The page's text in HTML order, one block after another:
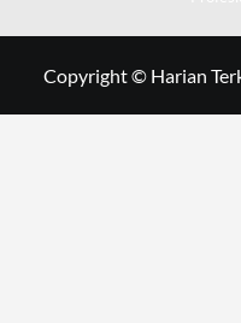
Copyright © Harian